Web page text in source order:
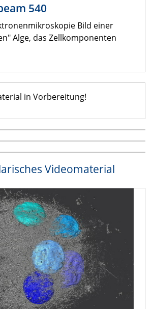
540
Bild einer
Alge, das Zellkomponenten
in Vorbereitung!
Videomaterial